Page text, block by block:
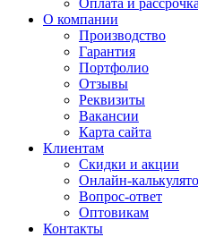
Оплата и рассрочка
О компании
Производство
Гарантия
Портфолио
Отзывы
Реквизиты
Вакансии
Карта сайта
Клиентам
Скидки и акции
Онлайн-
Вопрос-ответ
Оптовикам
Контакты